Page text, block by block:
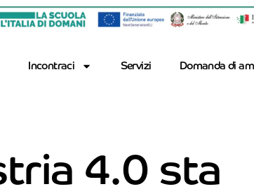
Incontraci Servizi Domanda di
4.0 sta